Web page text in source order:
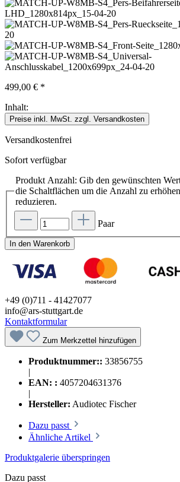
499,00 € *
Inhalt:
Preise inkl. MwSt. zzgl. Versandkosten
Versandkostenfrei
Sofort verfügbar
Produkt Anzahl: Gib den gewünschten
die Schaltflächen um die Anzahl zu
reduzieren.
Paar
In den Warenkorb
+49 (0)711 - 41427077
info@ars-stuttgart.de
Kontaktformular
Zum Merkzettel hinzufügen
Produktnummer:: 33856755
|
EAN: : 4057204631376
|
Hersteller: Audiotec Fischer
Dazu passt
Ähnliche Artikel
Produktgalerie überspringen
Dazu passt